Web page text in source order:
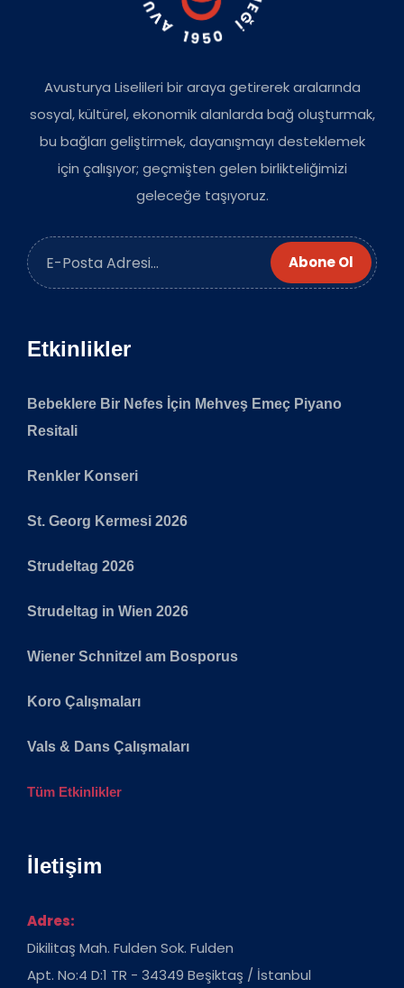
Avusturya Liselileri bir araya getirerek aralarında
sosyal, kültürel, ekonomik alanlarda bağ oluşturmak,
bu bağları geliştirmek, dayanışmayı desteklemek
için çalışıyor; geçmişten gelen birlikteliğimizi
geleceğe taşıyoruz.
Abone Ol
Etkinlikler
Bebeklere Bir Nefes İçin Mehveş Emeç Piyano
Resitali
Renkler Konseri
St. Georg Kermesi 2026
Strudeltag 2026
Strudeltag in Wien 2026
Wiener Schnitzel am Bosporus
Koro Çalışmaları
Vals & Dans Çalışmaları
Tüm Etkinlikler
İletişim
Adres:
Dikilitaş Mah. Fulden Sok. Fulden
Apt. No:4 D:1 TR - 34349 Beşiktaş / İstanbul